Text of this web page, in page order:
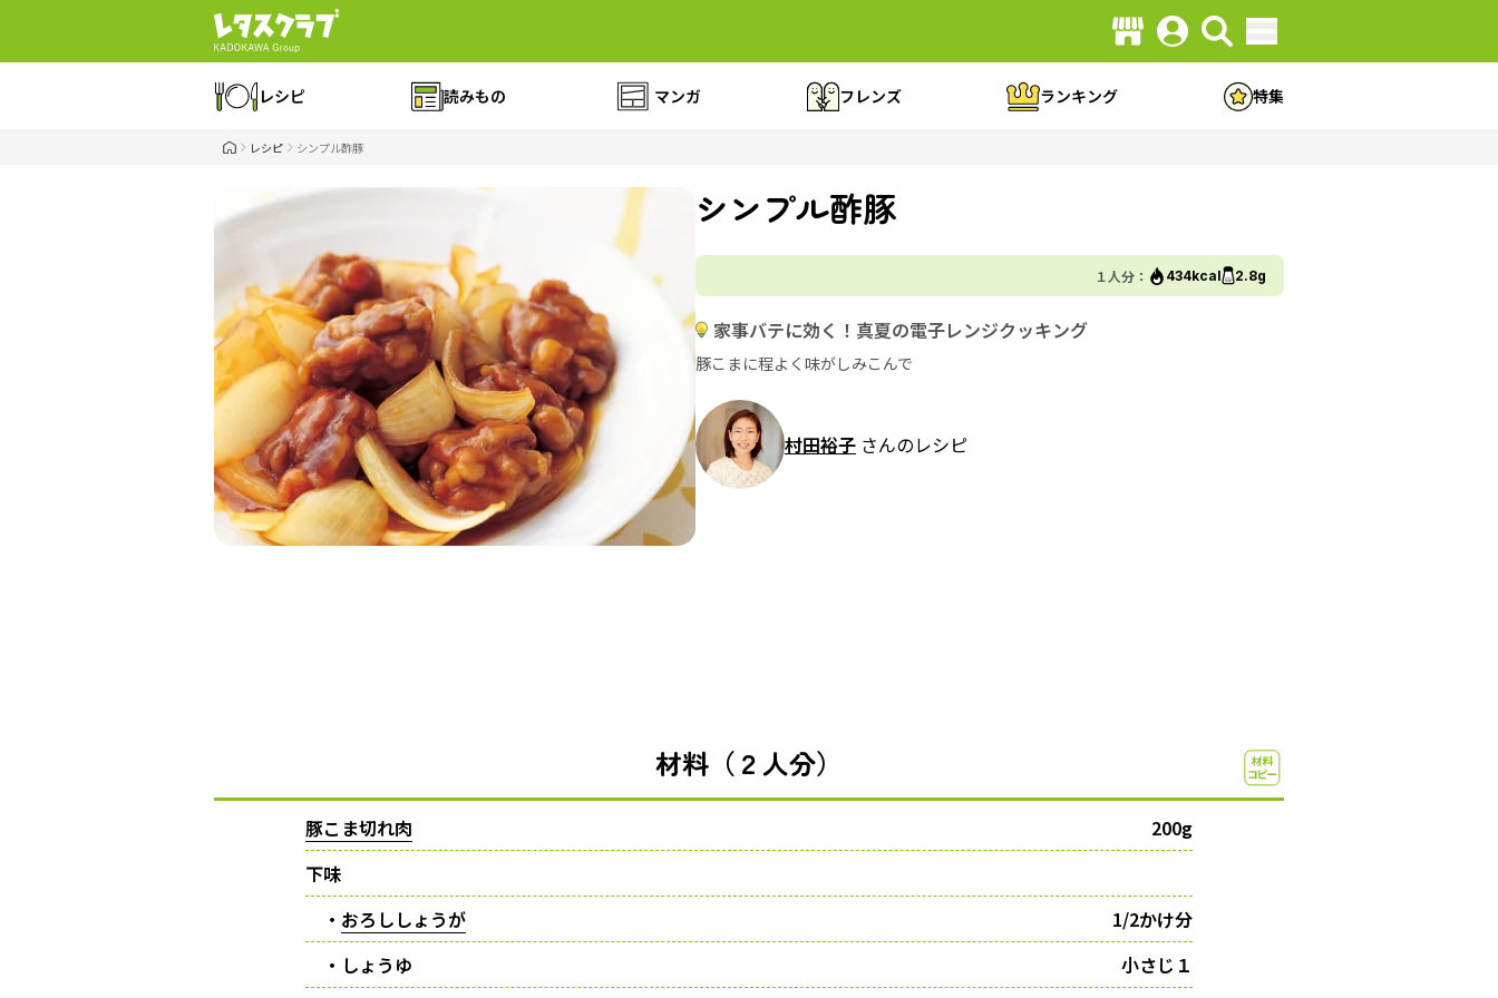
レシピ 読みもの マンガ フレンズ ランキング 特集
レシピ シンプル酢豚
シンプル酢豚
１人分： 434kcal 2.8g
家事バテに効く！真夏の電子レンジクッキング
豚こまに程よく味がしみこんで
村田裕子 さんのレシピ
材料（２人分）
豚こま切れ肉
200g
下味
・ おろししょうが
1/2かけ分
・しょうゆ
小さじ１